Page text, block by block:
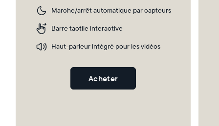
Sélectionnez votre localisation
Actuelle
France
Choisissez votre localisation
Marche/arrêt automatique par capteurs
Barre tactile interactive
Haut-parleur intégré pour les vidéos
Acheter